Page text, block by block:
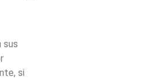
sus
si